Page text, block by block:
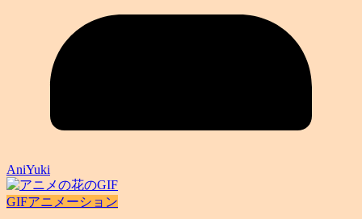
AniYuki
GIFアニメーション